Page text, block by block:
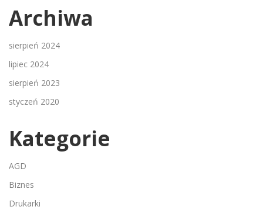
Archiwa
sierpień 2024
lipiec 2024
sierpień 2023
styczeń 2020
Kategorie
AGD
Biznes
Drukarki